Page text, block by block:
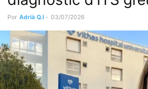
Por Adrià Q.I - 03/07/2026